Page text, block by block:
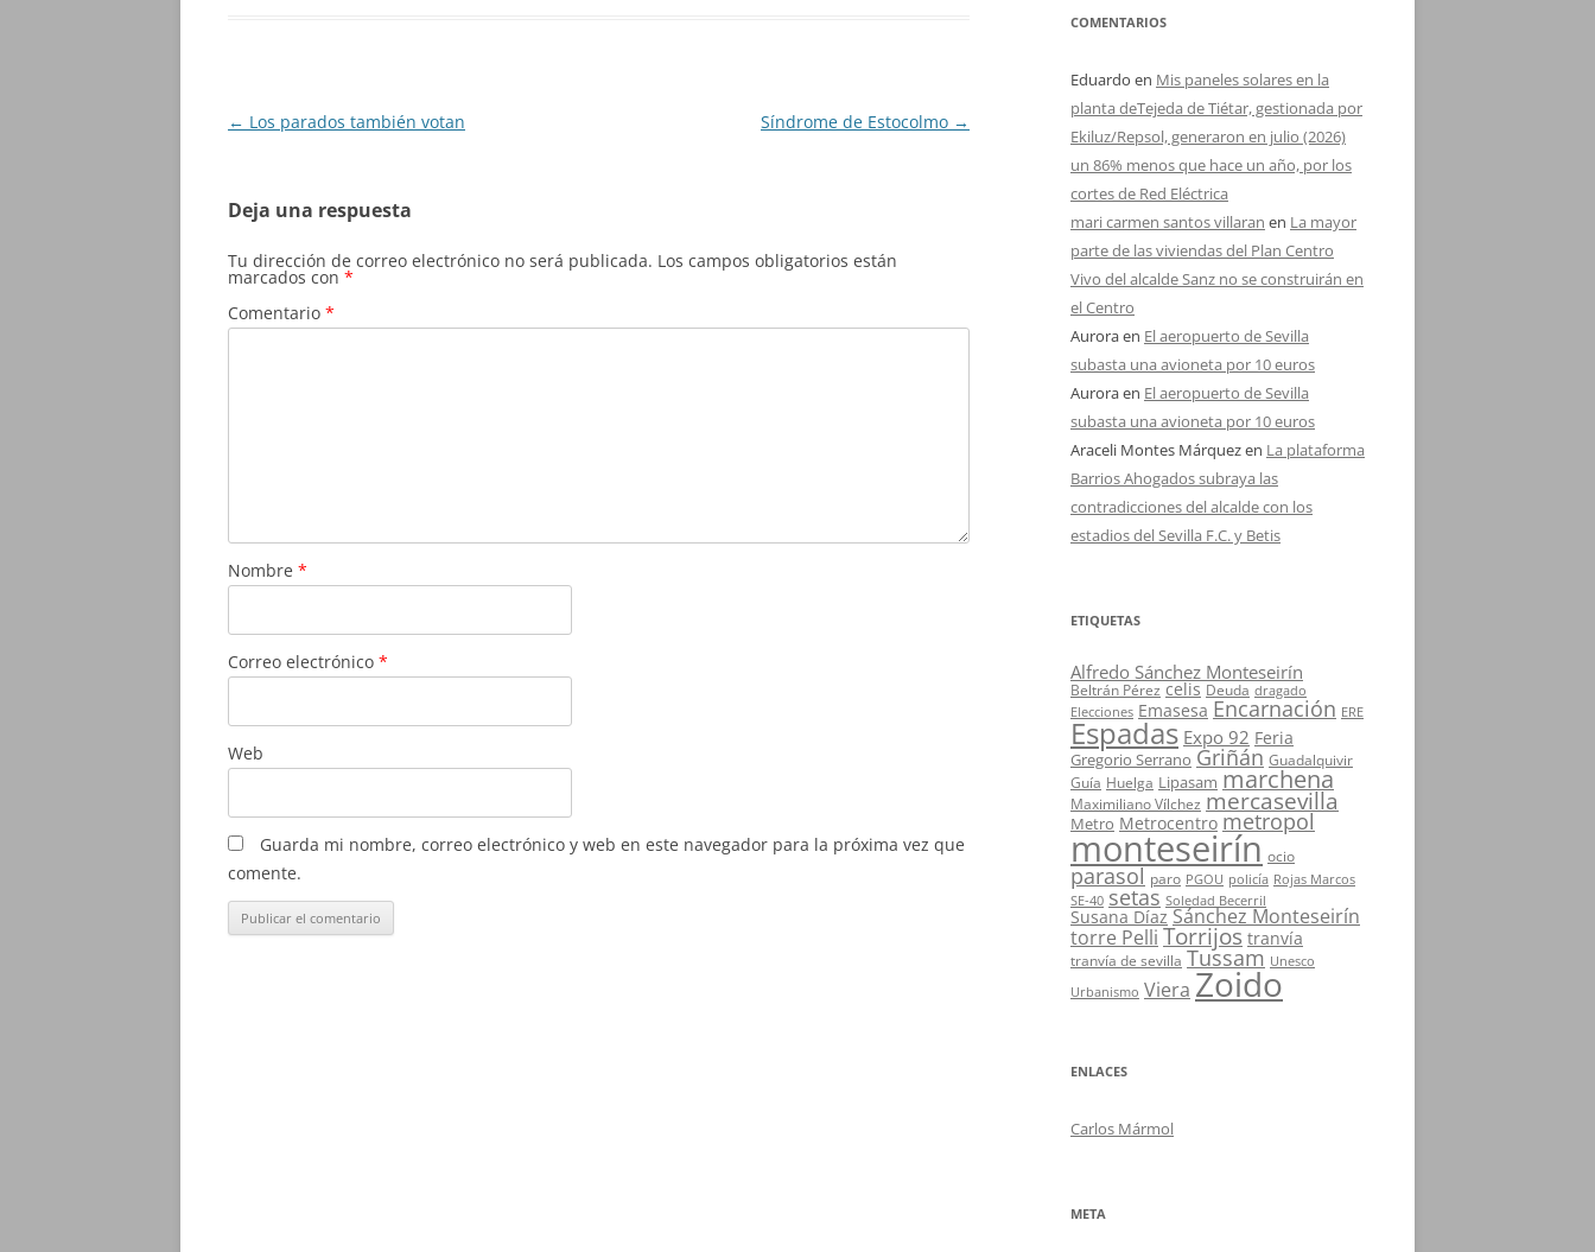
Navegación
← Los parados también votan Síndrome de Estocolmo →
Deja una respuesta
Tu dirección de correo electrónico no será publicada. Los campos obligatorios están
marcados con *
Comentario *
Nombre *
Correo electrónico *
Web
Guarda mi nombre, correo electrónico y web en este navegador para la próxima vez que
comente.
COMENTARIOS
Eduardo en Mis paneles solares en la
planta deTejeda de Tiétar, gestionada por
Ekiluz/Repsol, generaron en julio (2026)
un 86% menos que hace un año, por los
cortes de Red Eléctrica
mari carmen santos villaran en La mayor
parte de las viviendas del Plan Centro
Vivo del alcalde Sanz no se construirán en
el Centro
Auroraen El aeropuerto de Sevilla
subasta una avioneta por 10 euros
Auroraen El aeropuerto de Sevilla
subasta una avioneta por 10 euros
Araceli Montes Márquezen La plataforma
Barrios Ahogados subraya las
contradicciones del alcalde con los
estadios del Sevilla F.C. y Betis
ETIQUETAS
Alfredo Sánchez Monteseirín
Beltrán Pérez celis Deuda dragado
Elecciones Emasesa Encarnación ERE
Espadas Expo 92 Feria
Gregorio Serrano Griñán Guadalquivir
Guía Huelga Lipasam marchena
Maximiliano Vílchez mercasevilla
Metro Metrocentro metropol
monteseirín ocio
parasol paro PGOU policía Rojas Marcos
SE-40 setas Soledad Becerril
Susana Díaz Sánchez Monteseirín
torre Pelli Torrijos tranvía
tranvía de sevilla Tussam Unesco
Urbanismo Viera Zoido
ENLACES
Carlos Mármol
META